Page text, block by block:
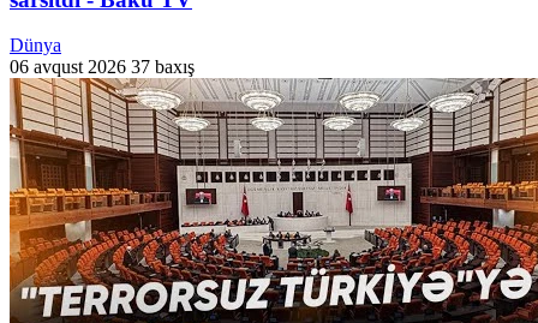
Dünya
06 avqust 2026 37 baxış